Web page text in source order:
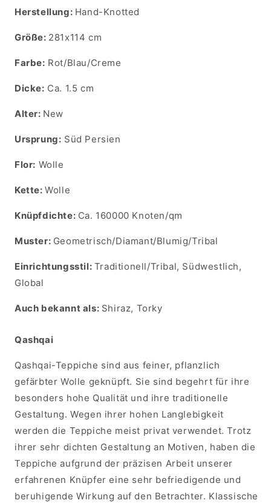
Herstellung: Hand-Knotted
Größe: 281x114 cm
Farbe: Rot/Blau/Creme
Dicke: Ca. 1.5 cm
Alter: New
Ursprung: Süd Persien
Flor: Wolle
Kette:Wolle
Knüpfdichte: Ca. 160000 Knoten/qm
Muster: Geometrisch/Diamant/Blumig/Tribal
Einrichtungsstil: Traditionell/Tribal, Südwestlich,
Global
Auch bekannt als: Shiraz, Torky
Qashqai
Qashqai-Teppiche sind aus feiner, pflanzlich
gefärbter Wolle geknüpft. Sie sind begehrt für ihre
besonders hohe Qualität und ihre traditionelle
Gestaltung. Wegen ihrer hohen Langlebigkeit
werden die Teppiche meist privat verwendet. Trotz
ihrer sehr dichten Gestaltung an Motiven, haben die
Teppiche aufgrund der präzisen Arbeit unserer
erfahrenen Knüpfer eine sehr befriedigende und
beruhigende Wirkung auf den Betrachter. Klassische